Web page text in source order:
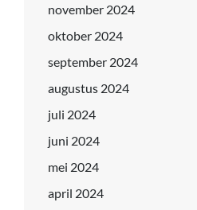
november 2024
oktober 2024
september 2024
augustus 2024
juli 2024
juni 2024
mei 2024
april 2024